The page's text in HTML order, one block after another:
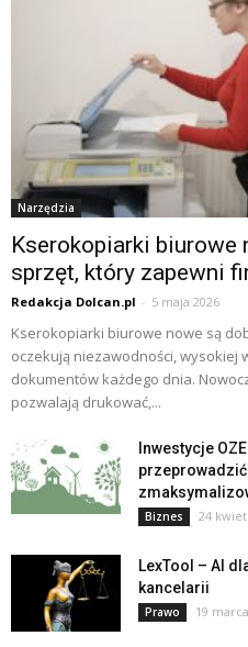
Narzędzia
Kserokopiarki biurowe
sprzęt, który zapewni
Redakcja Dolcan.pl - 5 maja 2026
Kserokopiarki biurowe nowe są
oczekują niezawodności, wysokiej
dokumentów każdego dnia.
pozwalają drukować,...
Inwestycje
Biznes 24
LexTool – AI
kancelarii
Prawo 19